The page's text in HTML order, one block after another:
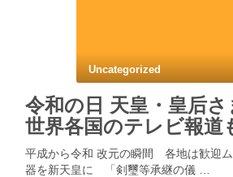
Uncategorized
令和の日 天皇・皇后
世界各国のテレビ報道
平成から令和 改元の瞬間 各地は歓迎
器を新天皇に 「剣璽等承継の儀 …